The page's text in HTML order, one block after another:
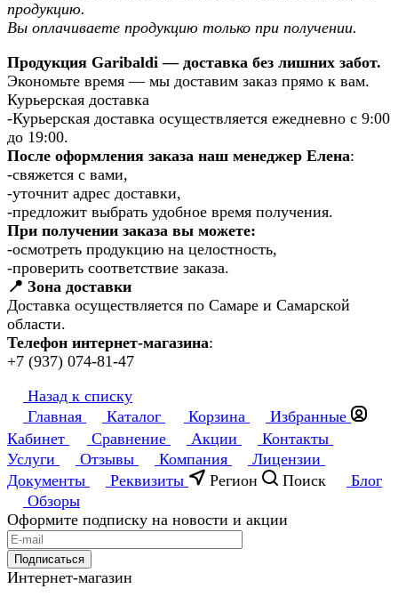
продукцию.
Вы оплачиваете продукцию только при получении.
Продукция Garibaldi — доставка без лишних забот.
Экономьте время — мы доставим заказ прямо к вам.
Курьерская доставка
-Курьерская доставка осуществляется ежедневно с 9:00
до 19:00.
После оформления заказа наш менеджер Елена:
-свяжется с вами,
-уточнит адрес доставки,
-предложит выбрать удобное время получения.
При получении заказа вы можете:
-осмотреть продукцию на целостность,
-проверить соответствие заказа.
📍 Зона доставки
Доставка осуществляется по Самаре и Самарской
области.
Телефон интернет-магазина:
+7 (937) 074-81-47
Назад к списку
Главная
Каталог Корзина
Избранные
Кабинет
Сравнение Акции
Контакты
Услуги
Отзывы Компания
Лицензии
Документы
Реквизиты Регион Поиск
Блог
Обзоры
Оформите подписку на новости и акции
Подписаться
Интернет-магазин